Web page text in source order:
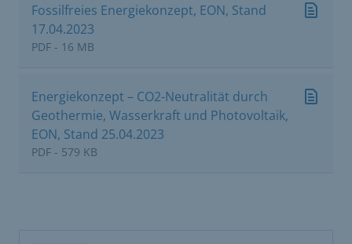
Fossilfreies Energiekonzept, EON, Stand
17.04.2023
PDF - 16 MB
Energiekonzept – CO2-Neutralität durch
Geothermie, Wasserkraft und Photovoltaik,
EON, Stand 25.04.2023
PDF - 579 KB